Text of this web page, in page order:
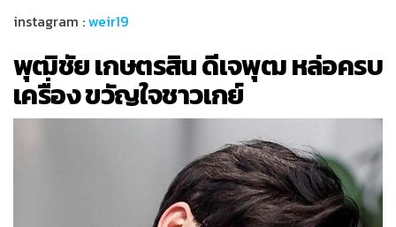
instagram :weir19
พุฒิชัย เกษตรสิน ดีเจพุฒ หล่อครบ
เครื่อง ขวัญใจชาวเกย์